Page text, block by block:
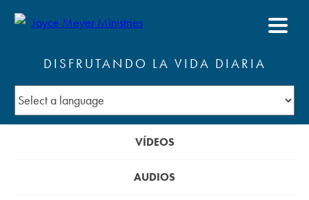
DISFRUTANDO LA VIDA DIARIA
VÍDEOS
AUDIOS